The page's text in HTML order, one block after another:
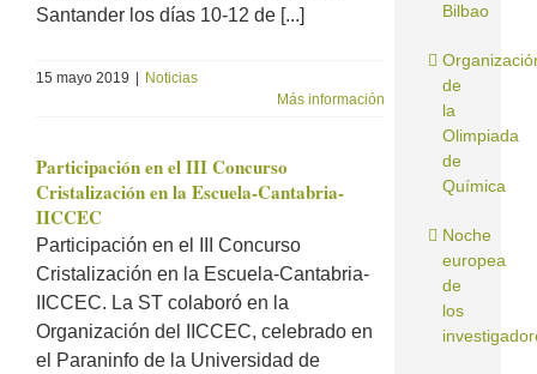
Santander los días 10-12 de [...]
15 mayo 2019
Noticias
Más información
Participación en el III Concurso
Cristalización en la Escuela-Cantabria-
IICCEC
Participación en el III Concurso
Cristalización en la Escuela-Cantabria-
IICCEC. La ST colaboró en la
Organización del IICCEC, celebrado en
el Paraninfo de la Universidad de
Bilbao
de
la
Olimpiada
de
Química
Noche
europea
de
los